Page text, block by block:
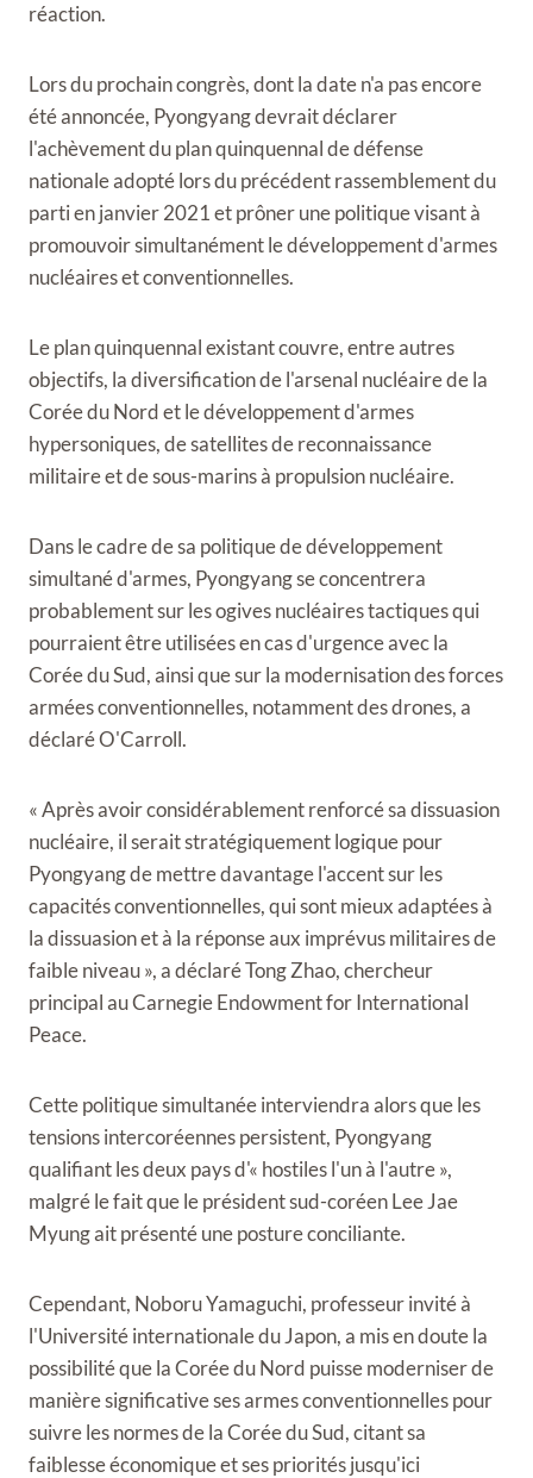
réaction.
Lors du prochain congrès, dont la date n'a pas encore
été annoncée, Pyongyang devrait déclarer
l'achèvement du plan quinquennal de défense
nationale adopté lors du précédent rassemblement du
parti en janvier 2021 et prôner une politique visant à
promouvoir simultanément le développement d'armes
nucléaires et conventionnelles.
Le plan quinquennal existant couvre, entre autres
objectifs, la diversification de l'arsenal nucléaire de la
Corée du Nord et le développement d'armes
hypersoniques, de satellites de reconnaissance
militaire et de sous-marins à propulsion nucléaire.
Dans le cadre de sa politique de développement
simultané d'armes, Pyongyang se concentrera
probablement sur les ogives nucléaires tactiques qui
pourraient être utilisées en cas d'urgence avec la
Corée du Sud, ainsi que sur la modernisation des forces
armées conventionnelles, notamment des drones, a
déclaré O'Carroll.
« Après avoir considérablement renforcé sa dissuasion
nucléaire, il serait stratégiquement logique pour
Pyongyang de mettre davantage l'accent sur les
capacités conventionnelles, qui sont mieux adaptées à
la dissuasion et à la réponse aux imprévus militaires de
faible niveau », a déclaré Tong Zhao, chercheur
principal au Carnegie Endowment for International
Peace.
Cette politique simultanée interviendra alors que les
tensions intercoréennes persistent, Pyongyang
qualifiant les deux pays d'« hostiles l'un à l'autre »,
malgré le fait que le président sud-coréen Lee Jae
Myung ait présenté une posture conciliante.
Cependant, Noboru Yamaguchi, professeur invité à
l'Université internationale du Japon, a mis en doute la
possibilité que la Corée du Nord puisse moderniser de
manière significative ses armes conventionnelles pour
suivre les normes de la Corée du Sud, citant sa
faiblesse économique et ses priorités jusqu'ici